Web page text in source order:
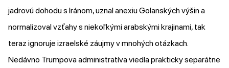
jadrovú dohodu s Iránom, uznal anexiu Golanských výšin a
normalizoval vzťahy s niekoľkými arabskými krajinami, tak
teraz ignoruje izraelské záujmy v mnohých otázkach.
Nedávno Trumpova administratíva viedla prakticky separátne